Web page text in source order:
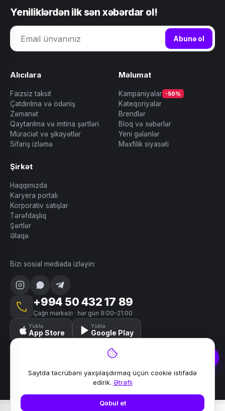
Yeniliklərdən ilk sən xəbərdar ol!
Abunə ol
Alıcılara
Faizsiz taksit
Çatdırılma və ödəniş
Zəmanət
Qaytarılma və imtina şərtləri
Müraciət və şikayətlər
Sifariş izləmə
Məlumat
Kampaniyalar -50%
Kateqoriyalar
Brendlər
Bloq və xəbərlər
Yeni gələnlər
Məxfilik siyasəti
Şirkət
Haqqımızda
Karyera portalı
Korporativ satışlar
Tərəfdaşlıq
Şərtlər
Əlaqə
Bizi sosial mediada izləyin:
+994 50 432 17 89
Çağrı mərkəzi · hər gün 9:00–21:00
Yüklə
App Store
Yüklə
Google Play
© 2024–2026 Lili. Bütün hüquqlar qorunur.
Saytın xəritəsiƏlaqə
Saytda təcrübəni yaxşılaşdırmaq üçün cookie istifadə
edirik. Ətraflı
Qəbul et